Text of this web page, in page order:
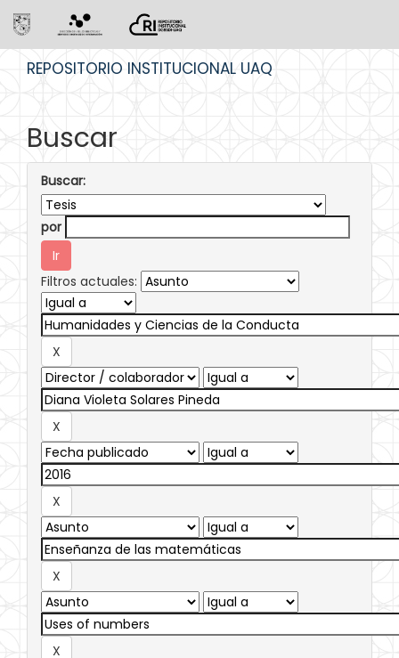
REPOSITORIO INSTITUCIONAL UAQ
Buscar
Buscar:
por
Filtros actuales: